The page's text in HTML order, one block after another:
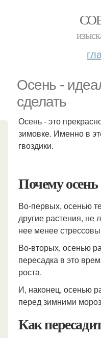
Осень -
сделать
Осень - это
зимовке. Именно в
гвоздики.
Почему
Во-первых, осенью
другие растения, не
нее менее
Во-вторых, осенью
пересадка в это
роста.
И, наконец, осенью
перед зимними
Как